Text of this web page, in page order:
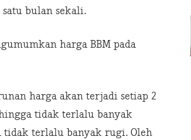
bulan sekali.
harga BBM pada
harga akan terjadi setiap 2
tidak terlalu banyak
terlalu banyak rugi. Oleh